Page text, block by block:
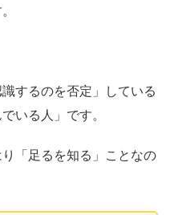
するのを否定」している
いる人」です。
「足るを知る」ことなの